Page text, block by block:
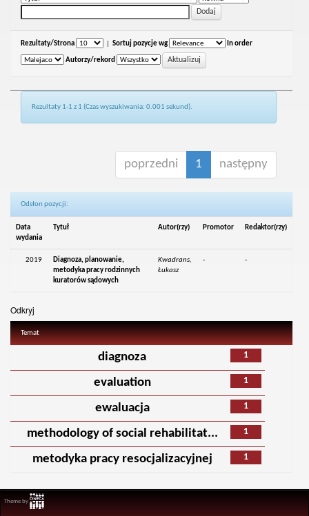
Rezultaty/Strona Sortuj pozycje wg In order
Autorzy/rekord
Rezultaty 1-1 z 1 (Czas wyszukiwania: 0.001 sekund).
poprzedni 1 następny
Odsłon pozycji:
Data
wydania
Tytuł Autor(rzy) Promotor Redaktor(rzy)
2019
Diagnoza, planowanie,
metodyka pracy rodzinnych
kuratorów sądowych
Kwadrans,
Łukasz
- -
Odkryj
Temat
1
diagnoza
1
evaluation
1
ewaluacja
1
methodology of social rehabilitat...
1
metodyka pracy resocjalizacyjnej
Theme by